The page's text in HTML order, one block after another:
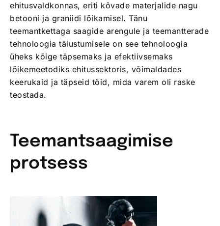
ehitusvaldkonnas, eriti kõvade materjalide nagu
betooni ja graniidi lõikamisel. Tänu
teemantkettaga saagide arengule ja teemantterade
tehnoloogia täiustumisele on see tehnoloogia
üheks kõige täpsemaks ja efektiivsemaks
lõikemeetodiks ehitussektoris, võimaldades
keerukaid ja täpseid töid, mida varem oli raske
teostada.
Teemantsaagimise
protsess